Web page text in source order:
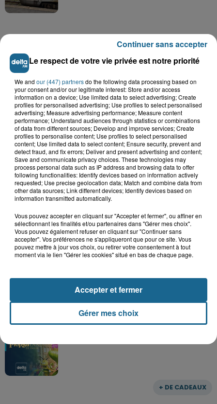
A GAGNER
+ DE CADEAUX
Grand jeu de l'été : les cabines de plages
Gagnez vos entrées pour Dennlys
Parc
Bagatelle
Gagnez vos entrées pour Plopsaland
Le respect de votre vie privée est notre priorité
We and our (447) partnersdo the following data processing based on
your consent and/or our legitimate interest: Store and/or access
information on a device; Use limited data to select advertising; Create
profiles for personalised advertising; Use profiles to select personalised
advertising; Measure advertising performance; Measure content
performance; Understand audiences through statistics or combinations
of data from different sources; Develop and improve services; Create
profiles to personalise content; Use profiles to select personalised
content; Use limited data to select content; Ensure security, prevent and
detect fraud, and fix errors; Deliver and present advertising and content;
Save and communicate privacy choices. These technologies may
process personal data such as IP address and browsing data to offer
following functionalities: Identify devices based on information actively
requested; Use precise geolocation data; Match and combine data from
other data sources; Link different devices; Identify devices based on
information transmitted automatically.
Vous pouvez accepter en cliquant sur "Accepter et fermer", ou affiner en
sélectionnant les finalités et/ou partenaires dans "Gérer mes choix".
Vous pouvez également refuser en cliquant sur "Continuer sans
accepter". Vos préférences ne s'appliqueront que pour ce site. Vous
pouvez mettre à jour vos choix, ou retirer votre consentement à tout
moment via le lien "Gérer les cookies" situé en bas de chaque page.
Gérer mes choix
Accepter et fermer
Continuer sans accepter